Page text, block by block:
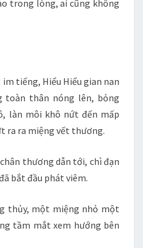
trong lòng, ai cũng không
tiếng, Hiểu Hiểu gian nan
toàn thân nóng lên, bỏng
làn môi khô nứt đến mấp
ra ra miệng vết thương.
thương dẫn tới, chì đạn
bắt đầu phát viêm.
thủy, một miệng nhỏ một
tầm mắt xem hướng bên